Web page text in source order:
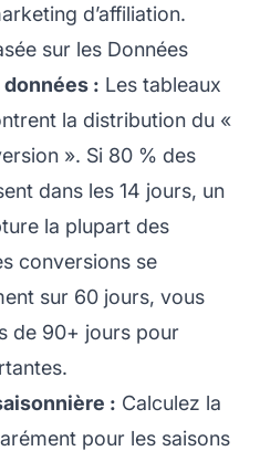
d’affiliation.
sur les Données
: Les tableaux
la distribution du «
». Si 80 % des
dans les 14 jours, un
la plupart des
conversions se
sur 60 jours, vous
de 90+ jours pour
: Calculez la
pour les saisons